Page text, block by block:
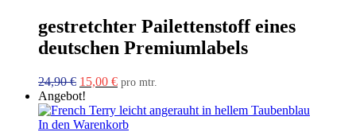
gestretchter Pailettenstoff eines
deutschen Premiumlabels
24,90€ Ursprünglicher
Preis
war:
24,90 €
15,00 €Aktueller
ist:
15,00 €.
pro mtr.
Angebot!
In den Warenkorb